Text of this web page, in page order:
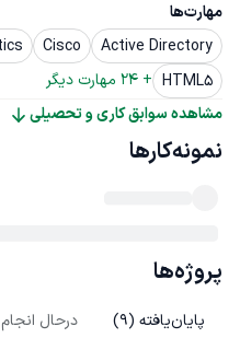
مهارت‌ها
Active Directory
Cisco
HTML5
+
24 مهارت دیگر
مشاهده سوابق کاری و تحصیلی
نمونه‌کارها
پروژه‌ها
پایان‌یافته (9
) درحال